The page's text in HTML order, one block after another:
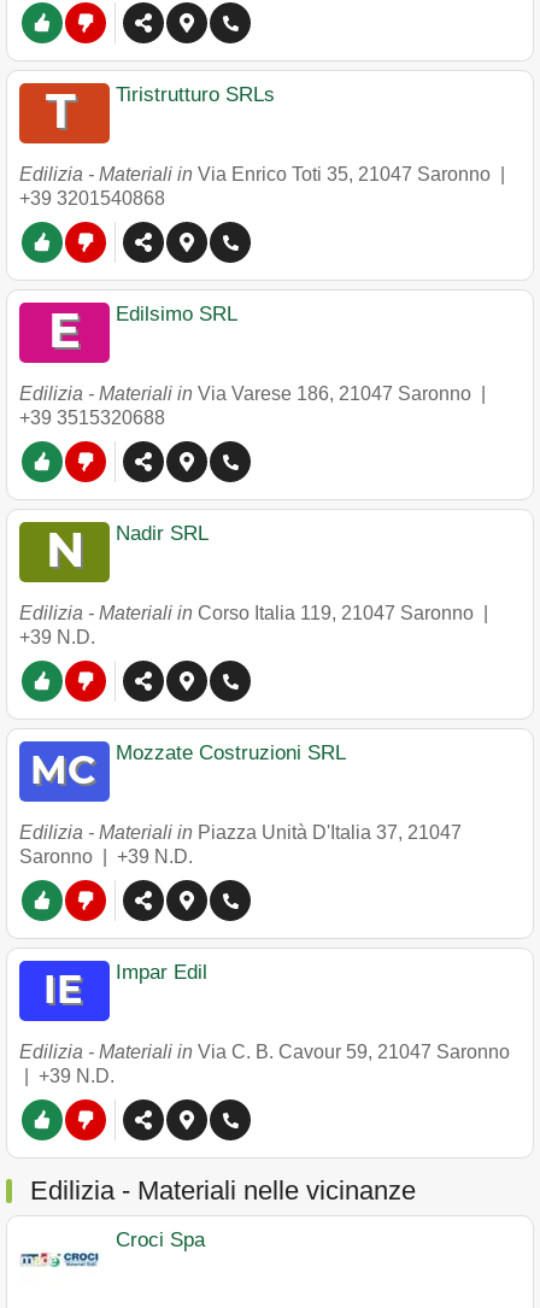
Tiristrutturo SRLs
Edilizia - Materiali in Via Enrico Toti 35, 21047 Saronno
+39 3201540868
Edilsimo SRL
Edilizia - Materiali in Via Varese 186, 21047 Saronno
+39 3515320688
Nadir SRL
Edilizia - Materiali in Corso Italia 119, 21047 Saronno
+39 N.D.
Mozzate Costruzioni SRL
Edilizia - Materiali in Piazza Unità D'Italia 37, 21047
Saronno
+39 N.D.
Impar Edil
Edilizia - Materiali in Via C. B. Cavour 59, 21047 Saronno
+39 N.D.
Edilizia - Materiali nelle vicinanze
Croci Spa